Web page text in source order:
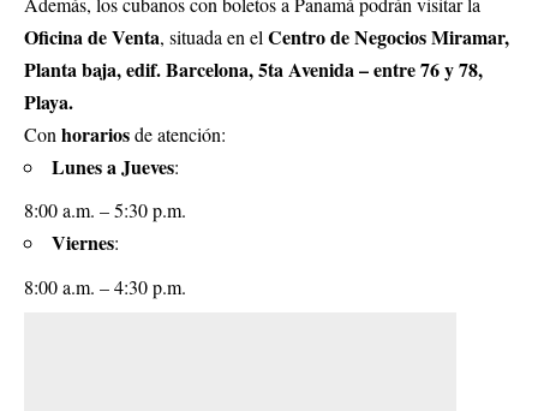
Oficina de Venta, situada en el Centro de Negocios Miramar,
Planta baja, edif. Barcelona, 5ta Avenida – entre 76 y 78,
Playa.
Con horariosde atención:
Lunes a Jueves:
8:00 a.m. – 5:30 p.m.
Viernes:
8:00 a.m. – 4:30 p.m.